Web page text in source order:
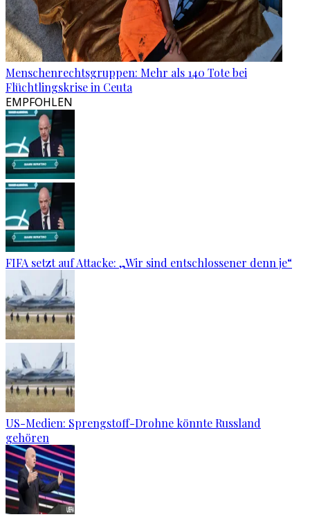
Menschenrechtsgruppen: Mehr als 140 Tote bei
Flüchtlingskrise in Ceuta
EMPFOHLEN
FIFA setzt auf Attacke: „Wir sind entschlossener denn je“
US-Medien: Sprengstoff-Drohne könnte Russland
gehören